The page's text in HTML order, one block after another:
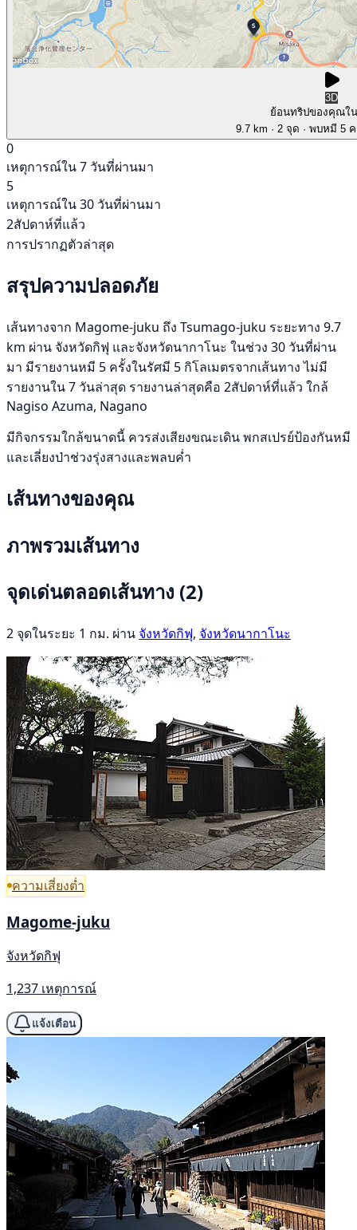
3D
ย้อนทริปของคุณใ
9.7 km · 2 จุด · พบหมี 5
0
เหตุการณ์ใน 7 วันที่ผ่านมา
5
เหตุการณ์ใน 30 วันที่ผ่านมา
2สัปดาห์ที่แล้ว
การปรากฏตัวล่าสุด
สรุปความปลอดภัย
เส้นทางจาก Magome-juku ถึง Tsumago-juku ระยะทาง 9.7
km ผ่าน จังหวัดกิฟุ และจังหวัดนากาโนะ ในช่วง 30 วันที่ผ่าน
มา มีรายงานหมี 5 ครั้งในรัศมี 5 กิโลเมตรจากเส้นทาง ไม่มี
รายงานใน 7 วันล่าสุด รายงานล่าสุดคือ 2สัปดาห์ที่แล้ว ใกล้
Nagiso Azuma, Nagano
มีกิจกรรมใกล้ขนาดนี้ ควรส่งเสียงขณะเดิน พกสเปรย์ป้องกันหมี
และเลี่ยงป่าช่วงรุ่งสางและพลบค่ำ
เส้นทางของคุณ
ภาพรวมเส้นทาง
จุดเด่นตลอดเส้นทาง (2)
2 จุดในระยะ 1 กม. ผ่าน จังหวัดกิฟุ, จังหวัดนากาโนะ
ความเสี่ยงต่ำ
Magome-juku
จังหวัดกิฟุ
1,237 เหตุการณ์
แจ้งเตือน